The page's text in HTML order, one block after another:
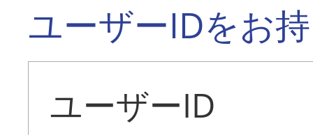
ユーザーIDをお
ユーザーID